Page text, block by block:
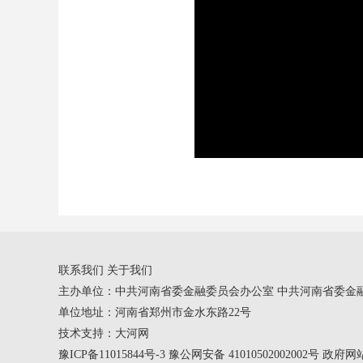
联系我们 关于我们
主办单位：中共河南省委金融委员会办公室 中共河南省委
单位地址：河南省郑州市金水东路22号
技术支持： 大河网
豫ICP备11015844号-3 豫公网安备 41010502002002号 政府网